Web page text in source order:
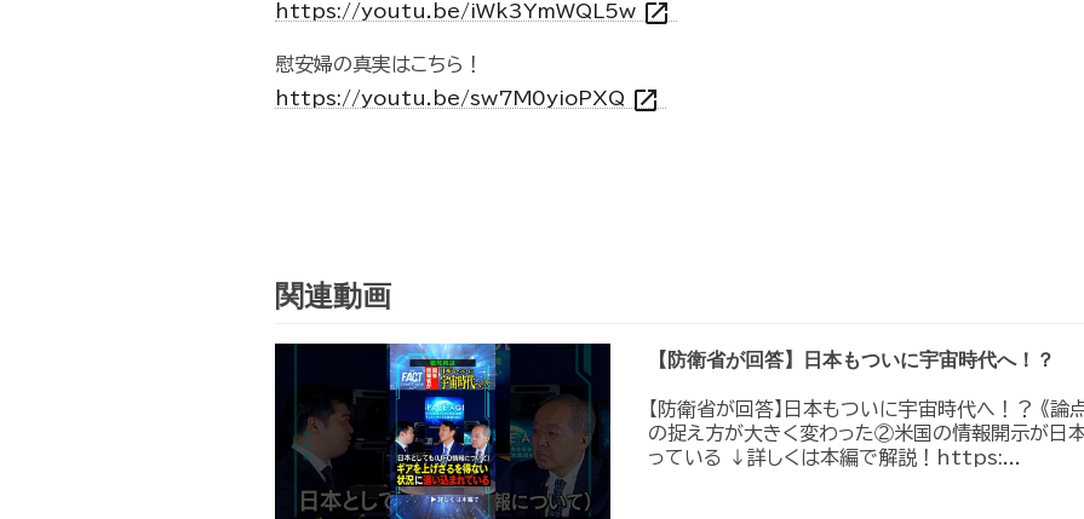
https://youtu.be/iWk3YmWQL5w open_in_new
慰安婦の真実はこちら！
https://youtu.be/sw7M0yioPXQ open_in_new
関連動画
【防衛省が回答】日本もついに宇宙時代へ！？
【防衛省が回答】日本もついに宇宙時代へ！？ 《
の捉え方が大きく変わった②米国の情報開示が日
っている ↓詳しくは本編で解説！https:...